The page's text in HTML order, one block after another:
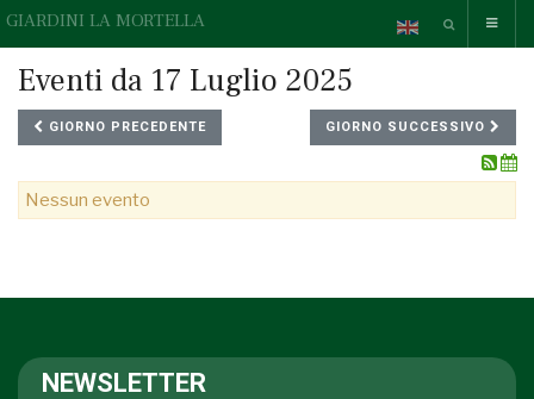
GIARDINI LA MORTELLA
Eventi da 17 Luglio 2025
GIORNO PRECEDENTE GIORNO SUCCESSIVO
Nessun evento
NEWSLETTER